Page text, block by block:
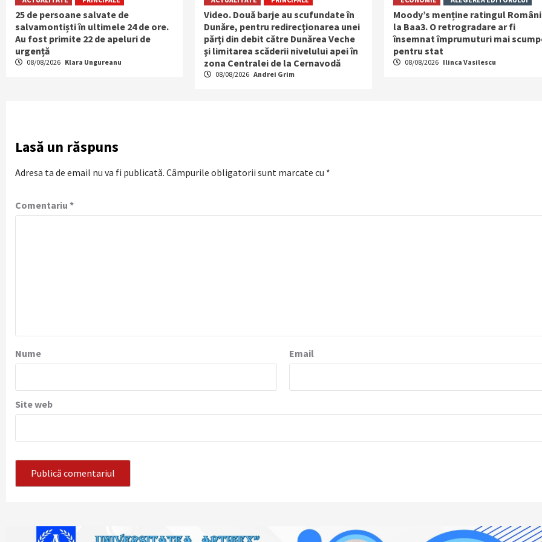
25 de persoane salvate de
salvamontiști în ultimele 24 de ore.
Au fost primite 22 de apeluri de
urgență
08/08/2026 Klara Ungureanu
Video. Două barje au scufundate în
Dunăre, pentru redirecţionarea unei
părţi din debit către Dunărea Veche
şi limitarea scăderii nivelului apei în
zona Centralei de la Cernavodă
08/08/2026 Andrei Grim
Moody’s menține ratingul
la Baa3. O retrogradare ar fi
însemnat împrumuturi mai
pentru stat
08/08/2026 Ilinca Vasilescu
Lasă un răspuns
Adresa ta de email nu va fi publicată. Câmpurile obligatorii sunt marcate cu *
Comentariu *
Nume Email
Site web